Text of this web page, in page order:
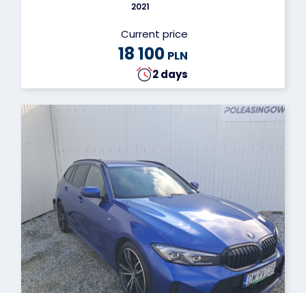
2021
Current price
18 100 PLN
2 days